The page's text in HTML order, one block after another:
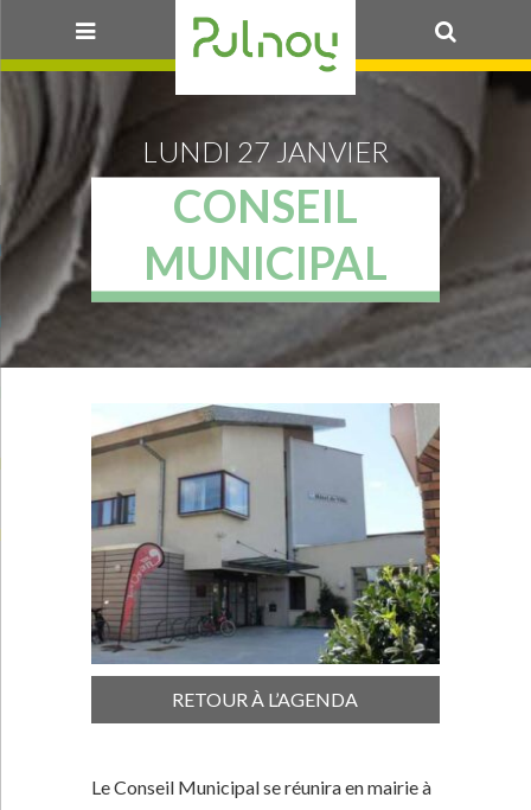
LUNDI 27 JANVIER
CONSEIL
MUNICIPAL
RETOUR À L’AGENDA
Le Conseil Municipal se réunira en mairie à